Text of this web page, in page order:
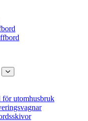
för utomhusbruk